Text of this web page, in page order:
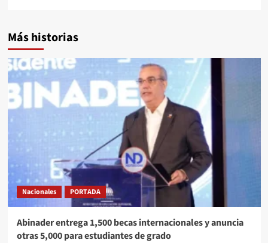
Más historias
Nacionales PORTADA
Abinader entrega 1,500 becas internacionales y anuncia
otras 5,000 para estudiantes de grado